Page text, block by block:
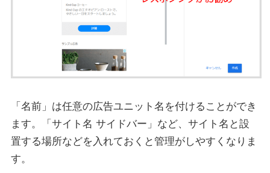
「名前」は任意の広告ユニット名を付けることができ
ます。「サイト名 サイドバー」など、サイト名と設
置する場所などを入れておくと管理がしやすくなりま
す。